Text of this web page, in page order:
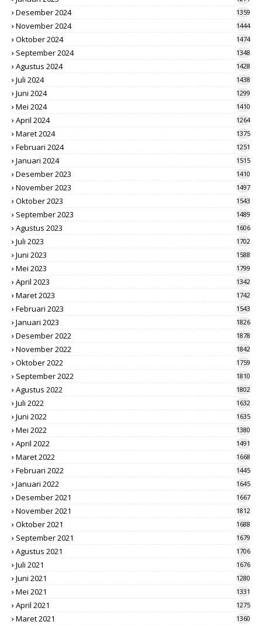
Desember 2024 1359
November 2024 1444
Oktober 2024 1474
September 2024 1348
Agustus 2024 1428
Juli 2024 1438
Juni 2024 1299
Mei 2024 1410
April 2024 1264
Maret 2024 1375
Februari 2024 1251
Januari 2024 1515
Desember 2023 1410
November 2023 1497
Oktober 2023 1543
September 2023 1489
Agustus 2023 1606
Juli 2023 1702
Juni 2023 1588
Mei 2023 1799
April 2023 1342
Maret 2023 1742
Februari 2023 1543
Januari 2023 1826
Desember 2022 1878
November 2022 1842
Oktober 2022 1759
September 2022 1810
Agustus 2022 1802
Juli 2022 1632
Juni 2022 1635
Mei 2022 1380
April 2022 1491
Maret 2022 1668
Februari 2022 1445
Januari 2022 1645
Desember 2021 1667
November 2021 1812
Oktober 2021 1688
September 2021 1679
Agustus 2021 1706
Juli 2021 1676
Juni 2021 1280
Mei 2021 1331
April 2021 1275
Maret 2021 1360